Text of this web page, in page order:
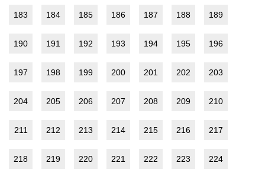
183 184 185 186 187 188 189
190 191 192 193 194 195 196
197 198 199 200 201 202 203
204 205 206 207 208 209 210
211 212 213 214 215 216 217
218 219 220 221 222 223 224